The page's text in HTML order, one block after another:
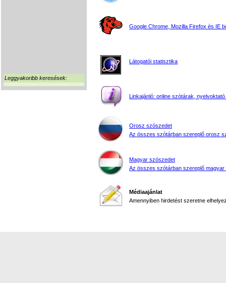
Leggyakoribb keresések:
Google Chrome, Mozilla Firefox és IE
Látogatói statisztika
Linkajánló: online szótárak, nyelvoktató
Orosz szószedet
Az összes szótárban szereplő orosz
Magyar szószedet
Az összes szótárban szereplő magyar
Médiaajánlat
Amennyiben hirdetést szeretne